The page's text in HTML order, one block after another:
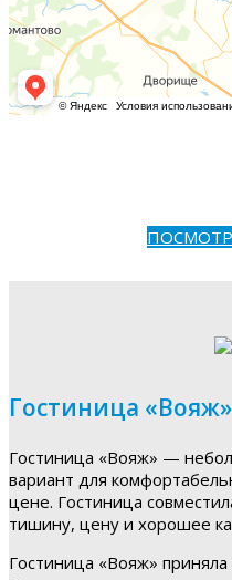
Гостиница «Вояж»
Гостиница «Вояж» —
вариант для
цене. Гостиница
тишину, цену и хорошее
Гостиница «Вояж»